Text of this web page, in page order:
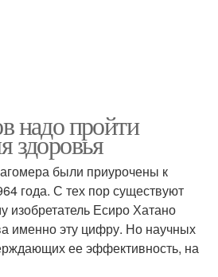
надо пройти
здоровья
были приурочены к
года. С тех пор существуют
изобретатель Есиро Хатано
именно эту цифру. Но научных
ее эффективность, на